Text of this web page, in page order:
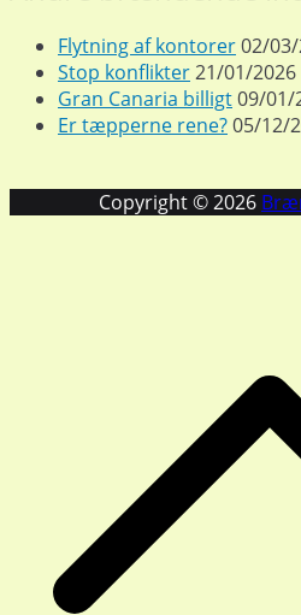
Flytning af kontorer02/
Stop konflikter21/01/2026
Gran Canaria billigt09/01/
Er tæpperne rene?05/12/
Copyright © 2026